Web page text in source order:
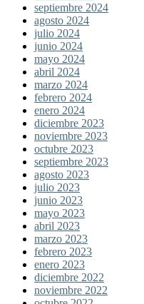
septiembre 2024
agosto 2024
julio 2024
junio 2024
mayo 2024
abril 2024
marzo 2024
febrero 2024
enero 2024
diciembre 2023
noviembre 2023
octubre 2023
septiembre 2023
agosto 2023
julio 2023
junio 2023
mayo 2023
abril 2023
marzo 2023
febrero 2023
enero 2023
diciembre 2022
noviembre 2022